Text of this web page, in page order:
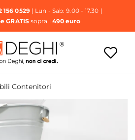
156 0529| Lun - Sab: 9.00 - 17.30 |
GRATISsopra i 490 euro
Contenitori